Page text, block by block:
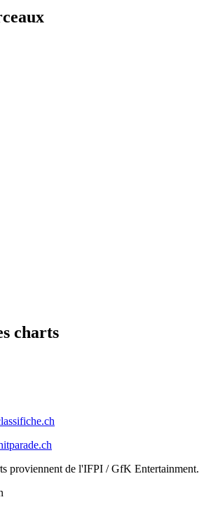
charts
proviennent de l'IFPI / GfK Entertainment.